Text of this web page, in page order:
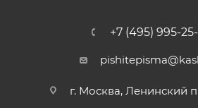
+7 (495) 995-
г. Москва, Ленинский